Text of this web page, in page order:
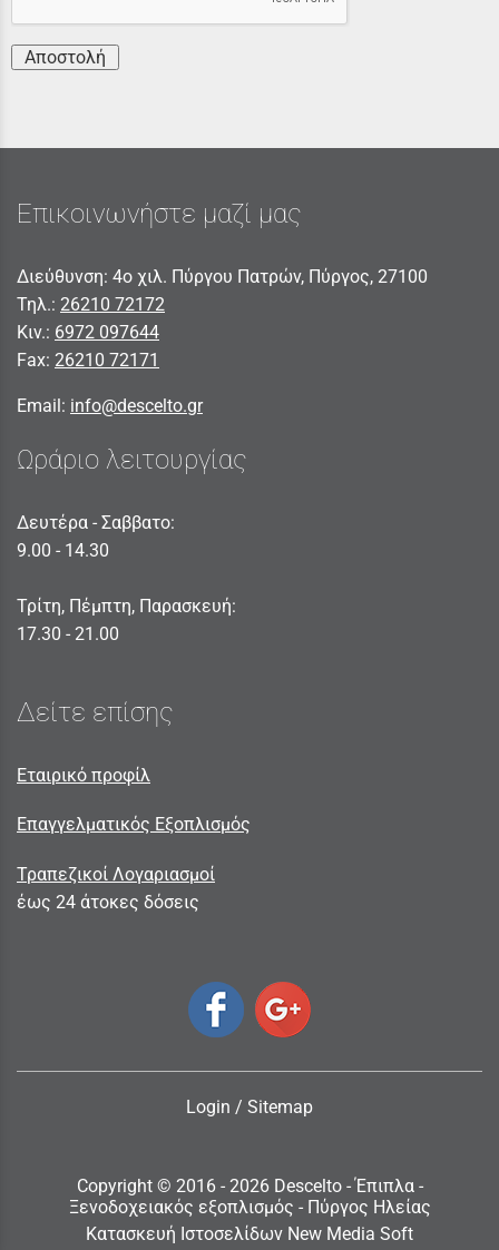
Αποστολή
Επικοινωνήστε μαζί μας
Διεύθυνση: 4ο χιλ. Πύργου Πατρών, Πύργος, 27100
Τηλ.: 26210 72172
Κιν.: 6972 097644
Fax: 26210 72171
Email: info@descelto.gr
Ωράριο λειτουργίας
Δευτέρα - Σαββατο:
9.00 - 14.30
Τρίτη, Πέμπτη, Παρασκευή:
17.30 - 21.00
Δείτε επίσης
Εταιρικό προφίλ
Επαγγελματικός Εξοπλισμός
Τραπεζικοί Λογαριασμοί
έως 24 άτοκες δόσεις
Login / Sitemap
Copyright © 2016 - 2026 Descelto - Έπιπλα -
Ξενοδοχειακός εξοπλισμός - Πύργος Ηλείας
Κατασκευή Ιστοσελίδων New Media Soft